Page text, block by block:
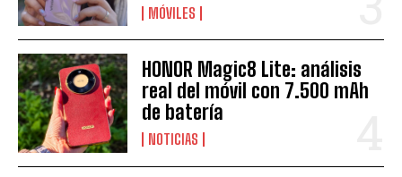
MÓVILES
HONOR Magic8 Lite: análisis
real del móvil con 7.500 mAh
de batería
NOTICIAS